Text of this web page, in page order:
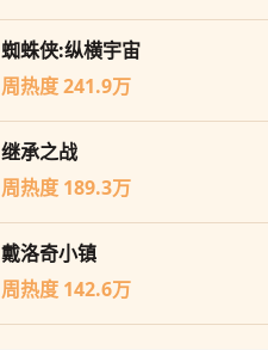
蜘蛛侠:纵横宇宙
周热度 241.9万
继承之战
周热度 189.3万
戴洛奇小镇
周热度 142.6万